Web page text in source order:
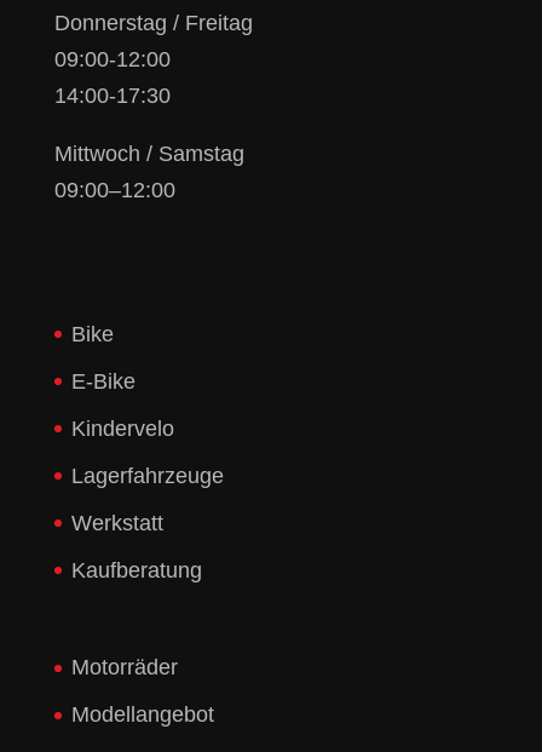
Donnerstag / Freitag
09:00-12:00
14:00-17:30
Mittwoch / Samstag
09:00–12:00
Bike
E-Bike
Kindervelo
Lagerfahrzeuge
Werkstatt
Kaufberatung
Motorräder
Modellangebot